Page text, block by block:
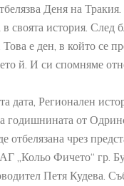
Деня на
своята история. След
е ден, в който се
й. И си спомняме
дата, Регионален
годишнината от
отбелязана чрез
„Кольо Фичето“ гр.
Петя Кудева.